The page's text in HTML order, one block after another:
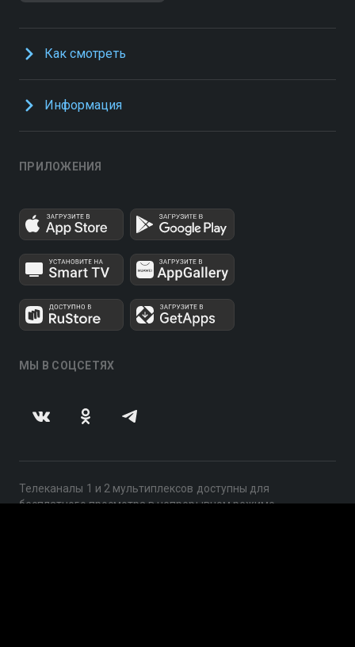
Как смотреть
Информация
ПРИЛОЖЕНИЯ
МЫ В СОЦСЕТЯХ
Телеканалы 1 и 2 мультиплексов доступны для
бесплатного просмотра в непрерывном режиме,